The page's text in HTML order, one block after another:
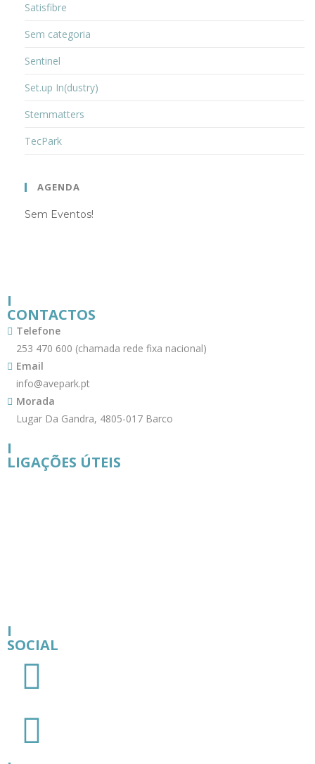
Satisfibre
Sem categoria
Sentinel
Set.up In(dustry)
Stemmatters
TecPark
AGENDA
Sem Eventos!
I
CONTACTOS
Telefone
253 470 600 (chamada rede fixa nacional)
Email
info@avepark.pt
Morada
Lugar Da Gandra, 4805-017 Barco
I
LIGAÇÕES ÚTEIS
I
SOCIAL